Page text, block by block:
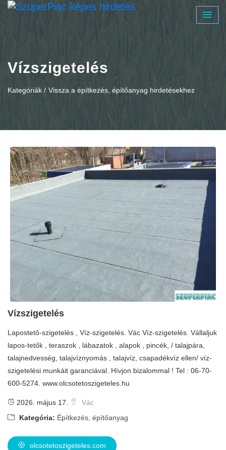
Vízszigetelés
Kategóriák / Vissza a építkezés, építőanyag hirdetésekhez
Vízszigetelés
Lapostető-szigetelés , Víz-szigetelés. Vác Víz-szigetelés. Vállaljuk
lapos-tetők , teraszok , lábazatok , alapok , pincék, / talajpára,
talajnedvesség, talajvíznyomás , talajvíz, csapadékvíz ellen/ víz-
szigetelési munkáit garanciával. Hívjon bizalommal ! Tel : 06-70-
600-5274. www.olcsotetoszigeteles.hu
2026. május 17.
Vác
Kategória: Építkezés, építőanyag
olcsotetoszigeteles.com